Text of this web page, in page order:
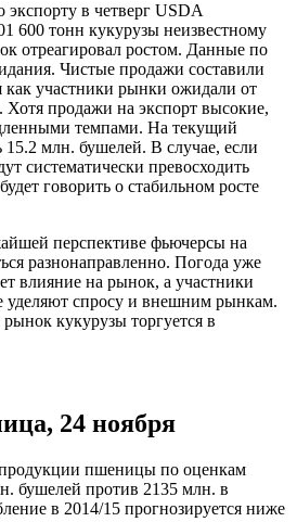
в четверг USDA
600 тонн кукурузы неизвестному
отреагировал ростом. Данные по
Чистые продажи составили
как участники рынки ожидали от
Хотя продажи на экспорт высокие,
темпами. На текущий
млн. бушелей. В случае, если
систематически превосходить
говорить о стабильном росте
перспективе фьючерсы на
разнонаправленно. Погода уже
влияние на рынок, а участники
спросу и внешним рынкам.
кукурузы торгуется в
24 ноября
пшеницы по оценкам
бушелей против 2135 млн. в
в 2014/15 прогнозируется ниже